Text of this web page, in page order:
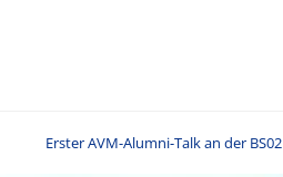
Erster AVM-Alumni-Talk an der BS02